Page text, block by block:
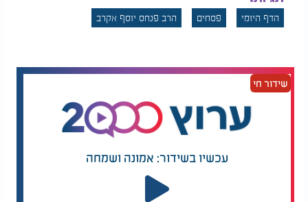
הדף היומי פסחים הרב פנחס יוסף אקרב
שידור חי
עכשיו בשידור: אמונה ושמחה